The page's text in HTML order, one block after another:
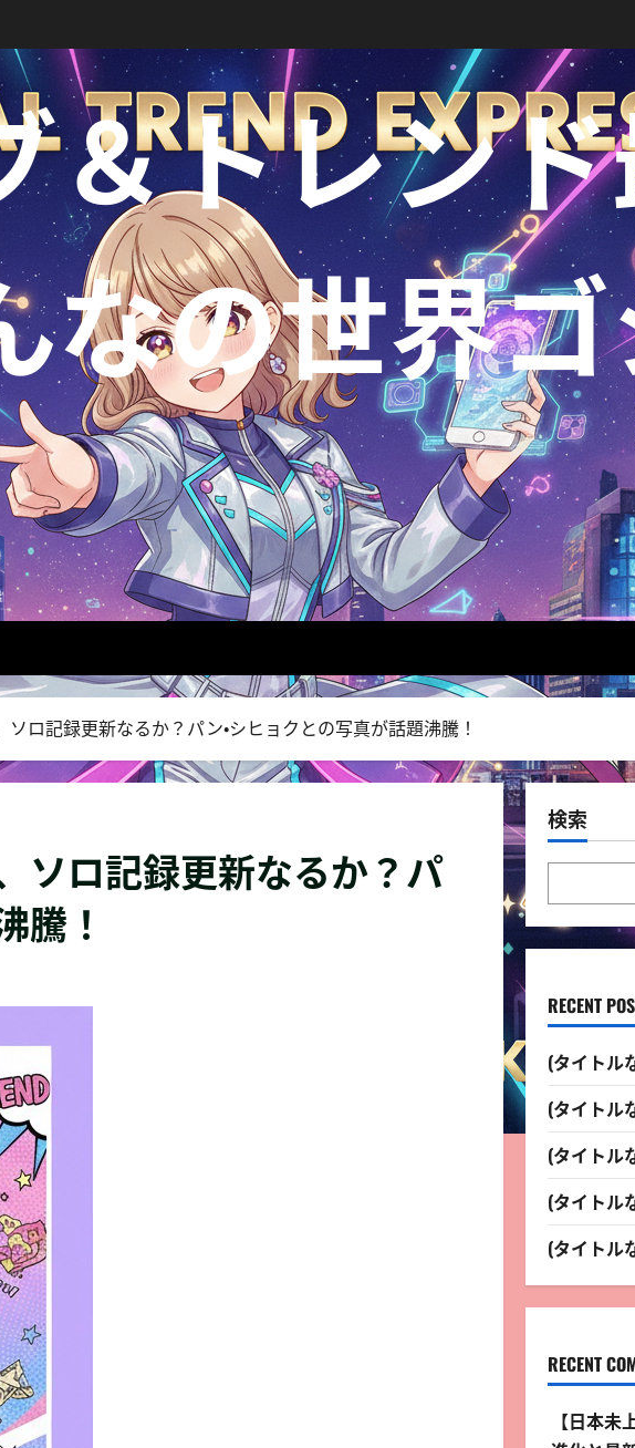
＆トレン
なの世界
ソロ記録更新なるか？パン・シヒョクとの写真が話題沸騰！
ソロ記録更新なるか？パ
騰！
検索
RECENT
(タイトル
(タイトル
(タイトル
(タイトル
(タイトル
RECENT
【日本